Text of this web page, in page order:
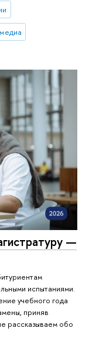
—
испытаниями.
учебного года
приняв
рассказываем обо